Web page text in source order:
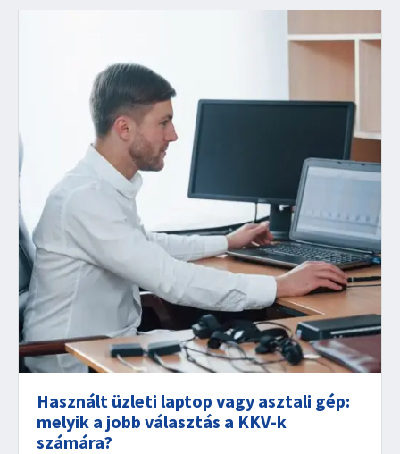
Használt üzleti laptop vagy asztali gép:
melyik a jobb választás a KKV-k
számára?